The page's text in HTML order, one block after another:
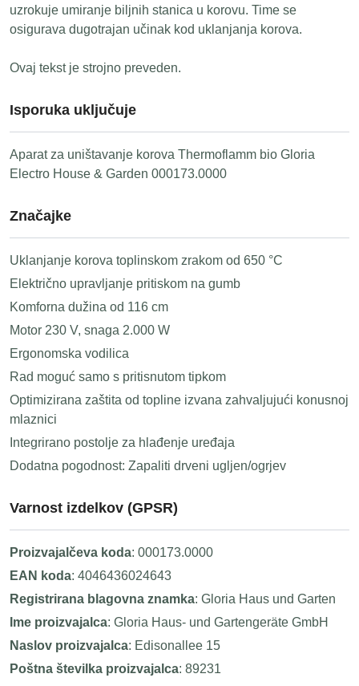
uzrokuje umiranje biljnih stanica u korovu. Time se
osigurava dugotrajan učinak kod uklanjanja korova.
Ovaj tekst je strojno preveden.
Isporuka uključuje
Aparat za uništavanje korova Thermoflamm bio Gloria
Electro House & Garden 000173.0000
Značajke
Uklanjanje korova toplinskom zrakom od 650 °C
Električno upravljanje pritiskom na gumb
Komforna dužina od 116 cm
Motor 230 V, snaga 2.000 W
Ergonomska vodilica
Rad moguć samo s pritisnutom tipkom
Optimizirana zaštita od topline izvana zahvaljujući konusnoj
mlaznici
Integrirano postolje za hlađenje uređaja
Dodatna pogodnost: Zapaliti drveni ugljen/ogrjev
Varnost izdelkov (GPSR)
Proizvajalčeva koda: 000173.0000
EAN koda: 4046436024643
Registrirana blagovna znamka: Gloria Haus und Garten
Ime proizvajalca: Gloria Haus- und Gartengeräte GmbH
Naslov proizvajalca: Edisonallee 15
Poštna številka proizvajalca: 89231